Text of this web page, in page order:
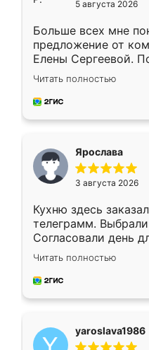
5 августа 2026
Больше всех мне
предложение от
Елены Сергеевой.
короткие сроки
для замера
предложил по
Читать полностью
Ярослава
3 августа 2026
Кухню здесь
телеграмм.
Согласовали день
недели кухня была
довольны работой.
мебель за
Читать полностью
yaroslava1986